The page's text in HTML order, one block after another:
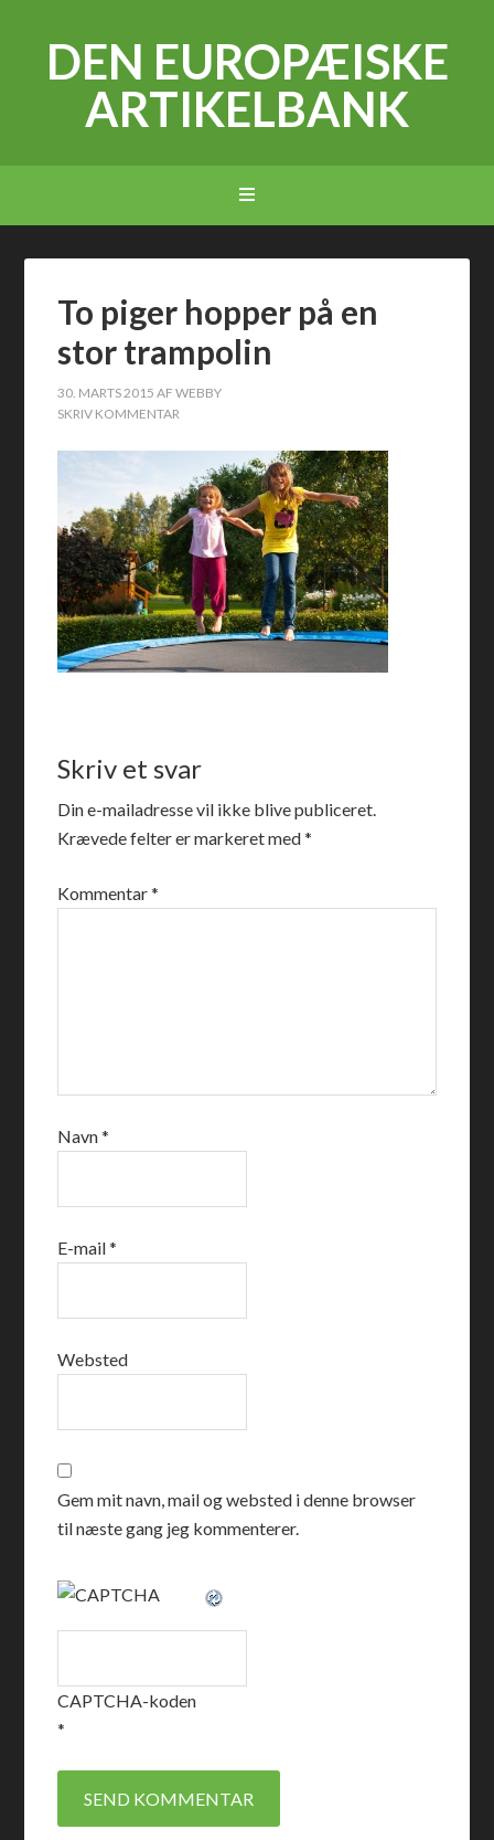
DEN EUROPÆISKE
ARTIKELBANK
To piger hopper på en
stor trampolin
30. MARTS 2015 AFWEBBY
SKRIV KOMMENTAR
Skriv et svar
Din e-mailadresse vil ikke blive publiceret.
Krævede felter er markeret med*
Kommentar*
Navn*
E-mail*
Websted
Gem mit navn, mail og websted i denne browser
til næste gang jeg kommenterer.
CAPTCHA-koden
*